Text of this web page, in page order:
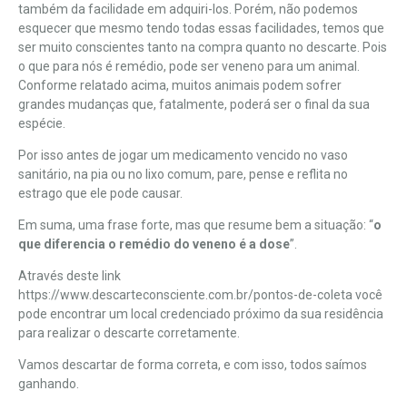
também da facilidade em adquiri-los. Porém, não podemos
esquecer que mesmo tendo todas essas facilidades, temos que
ser muito conscientes tanto na compra quanto no descarte . Pois
o que para nós é remédio, pode ser veneno para um animal.
Conforme relatado acima, muitos animais podem sofrer
grandes mudanças que, fatalmente, poderá ser o final da sua
espécie.
Por isso antes de jogar um medicamento vencido no vaso
sanitário, na pia ou no lixo comum, pare, pense e reflita no
estrago que ele pode causar.
Em suma, uma frase forte, mas que resume bem a situação: “o
que diferencia o remédio do veneno é a dose”.
Através deste link
https://www.descarteconsciente.com.br/pontos-de-coleta você
pode encontrar um local credenciado próximo da sua residência
para realizar o descarte corretamente.
Vamos descartar de forma correta, e com isso, todos saímos
ganhando.